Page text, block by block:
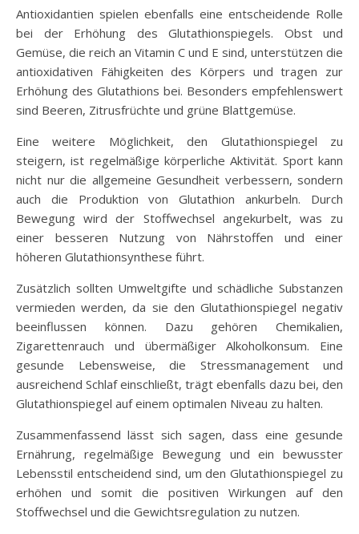
Antioxidantien spielen ebenfalls eine entscheidende Rolle
bei der Erhöhung des Glutathionspiegels. Obst und
Gemüse, die reich an Vitamin C und E sind, unterstützen die
antioxidativen Fähigkeiten des Körpers und tragen zur
Erhöhung des Glutathions bei. Besonders empfehlenswert
sind Beeren, Zitrusfrüchte und grüne Blattgemüse.
Eine weitere Möglichkeit, den Glutathionspiegel zu
steigern, ist regelmäßige körperliche Aktivität. Sport kann
nicht nur die allgemeine Gesundheit verbessern, sondern
auch die Produktion von Glutathion ankurbeln. Durch
Bewegung wird der Stoffwechsel angekurbelt, was zu
einer besseren Nutzung von Nährstoffen und einer
höheren Glutathionsynthese führt.
Zusätzlich sollten Umweltgifte und schädliche Substanzen
vermieden werden, da sie den Glutathionspiegel negativ
beeinflussen können. Dazu gehören Chemikalien,
Zigarettenrauch und übermäßiger Alkoholkonsum. Eine
gesunde Lebensweise, die Stressmanagement und
ausreichend Schlaf einschließt, trägt ebenfalls dazu bei, den
Glutathionspiegel auf einem optimalen Niveau zu halten.
Zusammenfassend lässt sich sagen, dass eine gesunde
Ernährung, regelmäßige Bewegung und ein bewusster
Lebensstil entscheidend sind, um den Glutathionspiegel zu
erhöhen und somit die positiven Wirkungen auf den
Stoffwechsel und die Gewichtsregulation zu nutzen.